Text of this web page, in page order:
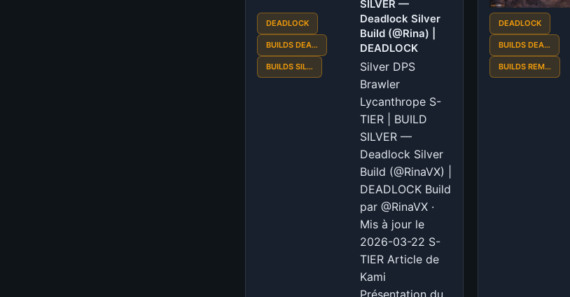
DEADLOCK
BUILDS DEA…
BUILDS SIL…
SILVER —
Deadlock Silver
Build (@Rina) |
DEADLOCK
Silver DPS
Brawler
Lycanthrope S-
TIER | BUILD
SILVER —
Deadlock Silver
Build (@RinaVX) |
DEADLOCK Build
par @RinaVX ·
Mis à jour le
2026-03-22 S-
TIER Article de
Kami
Présentation du
DEADLOCK
BUILDS DEA…
BUILDS REM…